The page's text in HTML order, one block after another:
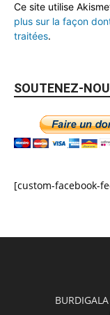
Ce site utilise
plus sur la façon
traitées.
SOUTENEZ-
[custom-facebook-